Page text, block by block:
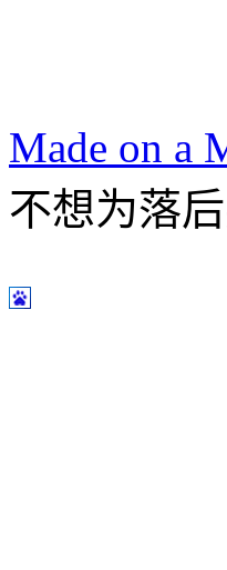
Made on a
不想为落